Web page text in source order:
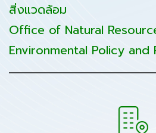
สิ่งแวดล้อม
Office of Natural
Environmental Policy and